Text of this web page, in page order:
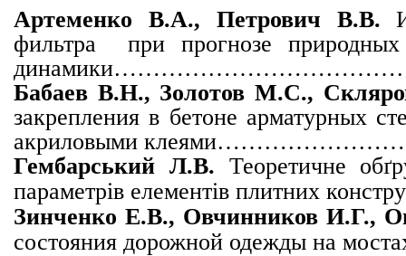
Артеменко В.А., Петрович В.В.
фильтра при прогнозе
Бабаев В.Н., Золотов М.С.,
закрепления в бетоне арматурных
акриловыми
Гембарський Л.В. Теоретичне
параметрів елементів плитних
Зинченко Е.В., Овчинников И.Г.,
состояния дорожной одежды